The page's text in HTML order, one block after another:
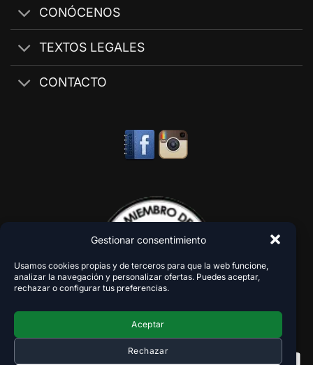
Gestionar consentimiento
Usamos cookies propias y de terceros para que la web funcione,
analizar la navegación y personalizar ofertas. Puedes aceptar,
rechazar o configurar tus preferencias.
Aceptar
Rechazar
CONÓCENOS
TEXTOS LEGALES
CONTACTO